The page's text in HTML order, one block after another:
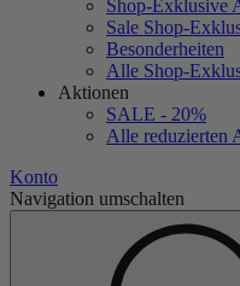
Shop-Exklusive
Sale Shop-
Besonderheiten
Alle Shop-
Aktionen
SALE - 20%
Alle reduzierten
Konto
Navigation umschalten